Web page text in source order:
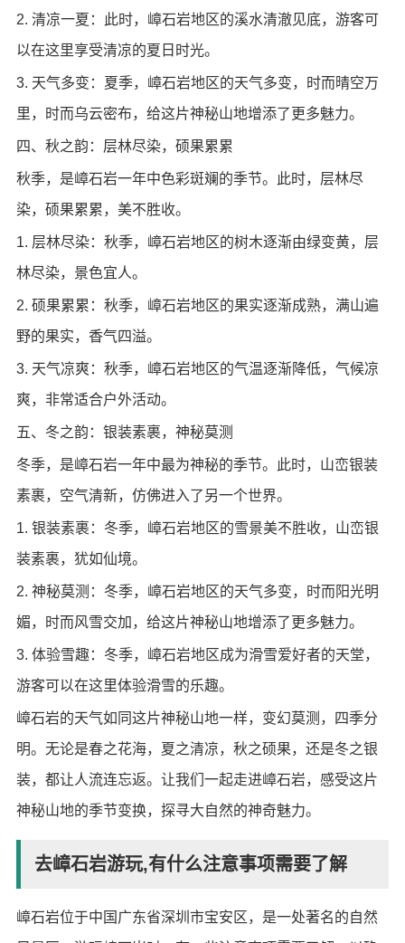
2. 清凉一夏：此时，嶂石岩地区的溪水清澈见底，游客可
以在这里享受清凉的夏日时光。
3. 天气多变：夏季，嶂石岩地区的天气多变，时而晴空万
里，时而乌云密布，给这片神秘山地增添了更多魅力。
四、秋之韵：层林尽染，硕果累累
秋季，是嶂石岩一年中色彩斑斓的季节。此时，层林尽
染，硕果累累，美不胜收。
1. 层林尽染：秋季，嶂石岩地区的树木逐渐由绿变黄，层
林尽染，景色宜人。
2. 硕果累累：秋季，嶂石岩地区的果实逐渐成熟，满山遍
野的果实，香气四溢。
3. 天气凉爽：秋季，嶂石岩地区的气温逐渐降低，气候凉
爽，非常适合户外活动。
五、冬之韵：银装素裹，神秘莫测
冬季，是嶂石岩一年中最为神秘的季节。此时，山峦银装
素裹，空气清新，仿佛进入了另一个世界。
1. 银装素裹：冬季，嶂石岩地区的雪景美不胜收，山峦银
装素裹，犹如仙境。
2. 神秘莫测：冬季，嶂石岩地区的天气多变，时而阳光明
媚，时而风雪交加，给这片神秘山地增添了更多魅力。
3. 体验雪趣：冬季，嶂石岩地区成为滑雪爱好者的天堂，
游客可以在这里体验滑雪的乐趣。
嶂石岩的天气如同这片神秘山地一样，变幻莫测，四季分
明。无论是春之花海，夏之清凉，秋之硕果，还是冬之银
装，都让人流连忘返。让我们一起走进嶂石岩，感受这片
神秘山地的季节变换，探寻大自然的神奇魅力。
去嶂石岩游玩,有什么注意事项需要了解
嶂石岩位于中国广东省深圳市宝安区，是一处著名的自然